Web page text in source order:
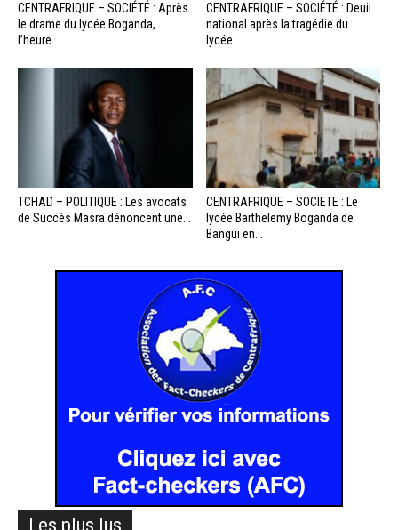
CENTRAFRIQUE – SOCIÉTÉ : Après
le drame du lycée Boganda,
l’heure...
CENTRAFRIQUE – SOCIÉTÉ : Deuil
national après la tragédie du
lycée...
TCHAD – POLITIQUE : Les avocats
de Succès Masra dénoncent une...
CENTRAFRIQUE – SOCIETE : Le
lycée Barthelemy Boganda de
Bangui en...
Les plus lus